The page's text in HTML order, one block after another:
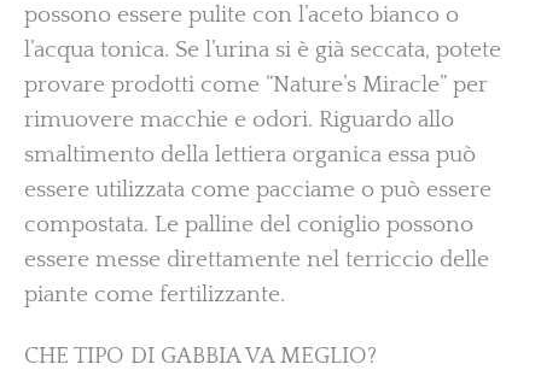
possono essere pulite con l’aceto bianco o
l’acqua tonica. Se l’urina si è già seccata, potete
provare prodotti come “Nature’s Miracle” per
rimuovere macchie e odori. Riguardo allo
smaltimento della lettiera organica essa può
essere utilizzata come pacciame o può essere
compostata. Le palline del coniglio possono
essere messe direttamente nel terriccio delle
piante come fertilizzante.
CHE TIPO DI GABBIA VA MEGLIO?